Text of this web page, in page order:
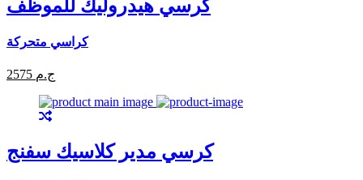
كرسي هيدروليك للموظف
كراسي متحركة
2575 ج.م
كرسي مدير كلاسيك سفنج